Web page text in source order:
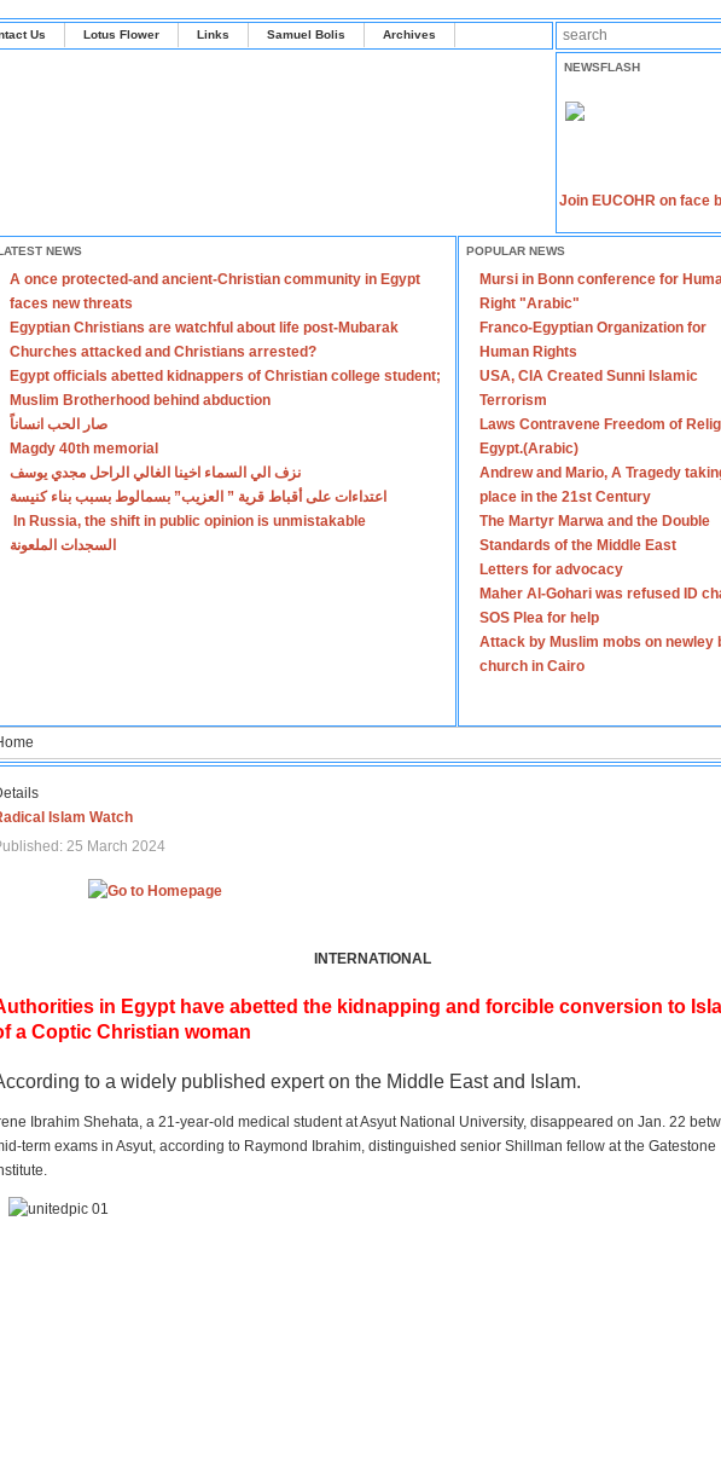
Us Lotus Flower Links Samuel Bolis Archives
NEWSFLASH
Join EUCOHR on face
NEWS
A once protected-and ancient-Christian community in Egypt
faces new threats
Egyptian Christians are watchful about life post-Mubarak
Churches attacked and Christians arrested?
Egypt officials abetted kidnappers of Christian college student;
Muslim Brotherhood behind abduction
صار الحب انساناً
Magdy 40th memorial
نزف الي السماء اخينا الغالي الراحل مجدي يوسف
اعتداءات على أقباط قرية ” العزيب” بسمالوط بسبب بناء كنيسة
In Russia, the shift in public opinion is unmistakable
السجدات الملعونة
POPULAR NEWS
Mursi in Bonn conference for
Right "Arabic"
Franco-Egyptian Organization for
Human Rights
USA, CIA Created Sunni Islamic
Terrorism
Laws Contravene Freedom of
Egypt.(Arabic)
Andrew and Mario, A Tragedy
place in the 21st Century
The Martyr Marwa and the Double
Standards of the Middle East
Letters for advocacy
Maher Al-Gohari was refused ID
SOS Plea for help
Attack by Muslim mobs on newley
church in Cairo
Islam Watch
25 March 2024
INTERNATIONAL
in Egypt have abetted the kidnapping and forcible conversion to
a Coptic Christian woman
to a widely published expert on the Middle East and Islam.
Ibrahim Shehata, a 21-year-old medical student at Asyut National University, disappeared on Jan. 22
term exams in Asyut, according to Raymond Ibrahim, distinguished senior Shillman fellow at the Gatestone